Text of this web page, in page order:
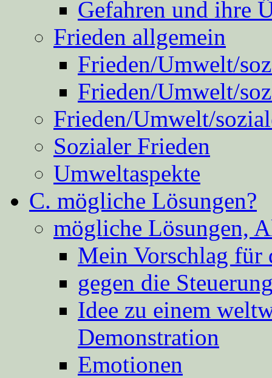
Gefahren und ihre
Frieden allgemein
Frieden/Umwelt/
Frieden/Umwelt/
Frieden/Umwelt/
Sozialer Frieden
Umweltaspekte
C. mögliche Lösungen?
mögliche Lösungen,
Mein Vorschlag für
gegen die
Idee zu einem
Demonstration
Emotionen